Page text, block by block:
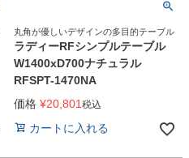
丸角が優しいデザインの多目的テーブル
ラディーRFシンプルテーブル
W1400xD700ナチュラル
RFSPT-1470NA
価格 ¥20,801税込
カートに入れる